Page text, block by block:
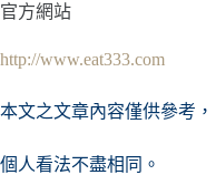
官方網站
http://www.eat333.com
本文之文章內容僅供參考，
個人看法不盡相同。